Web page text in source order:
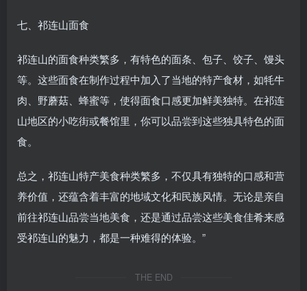
七、祁连山面食
祁连山的面食种类繁多，有特色的面条、包子、饺子、馒头
等。这些面食在制作过程中加入了当地的特产食材，如牦牛
肉、野蘑菇、蜂蜜等，使得面食口感更加鲜美独特。在祁连
山地区的小吃街或餐馆里，你可以品尝到这些独具特色的面
食。
总之，祁连山特产美食种类繁多，不仅具有独特的口感和营
养价值，还蕴含着丰富的地域文化和民族风情。无论是亲自
前往祁连山品尝当地美食，还是通过品尝这些美食佳肴来感
受祁连山的魅力，都是一种难得的体验。”
THE END